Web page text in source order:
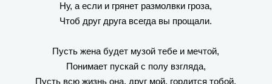
Ну, а если и грянет размолвки гроза,
Чтоб друг друга всегда вы прощали.
Пусть жена будет музой тебе и мечтой,
Понимает пускай с полу взгляда,
Пусть всю жизнь она, друг мой, гордится тобой,